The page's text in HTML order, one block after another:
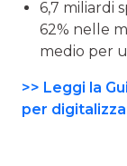
6,7 miliardi
62% nelle
medio per
>> Leggi la
per